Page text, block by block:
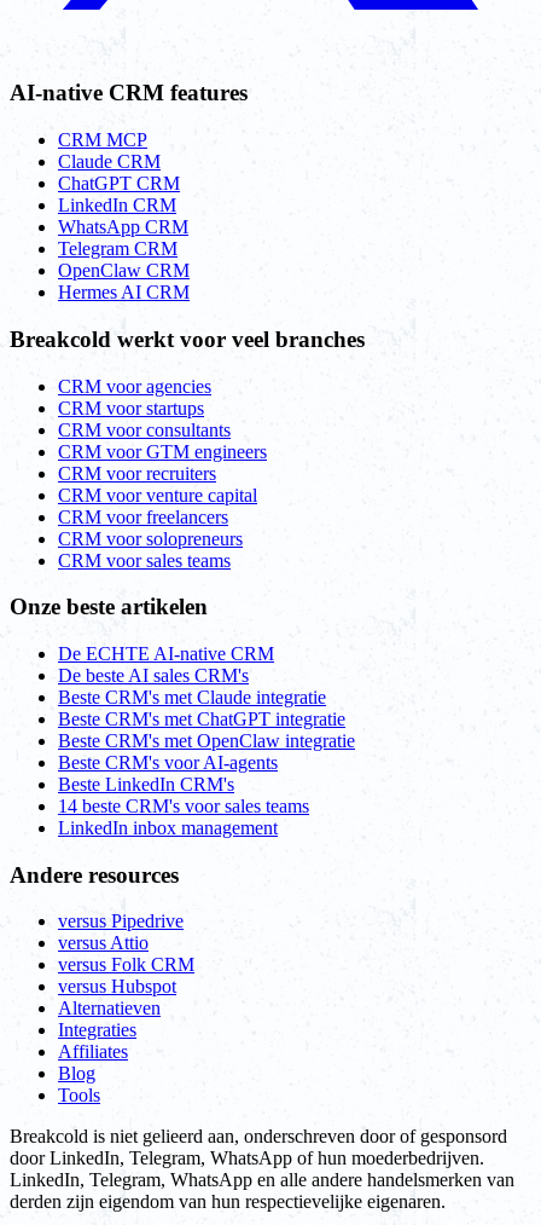
AI-native CRM features
CRM MCP
Claude CRM
ChatGPT CRM
LinkedIn CRM
WhatsApp CRM
Telegram CRM
OpenClaw CRM
Hermes AI CRM
Breakcold werkt voor veel branches
CRM voor agencies
CRM voor startups
CRM voor consultants
CRM voor GTM engineers
CRM voor recruiters
CRM voor venture capital
CRM voor freelancers
CRM voor solopreneurs
CRM voor sales teams
Onze beste artikelen
De ECHTE AI-native CRM
De beste AI sales CRM's
Beste CRM's met Claude integratie
Beste CRM's met ChatGPT integratie
Beste CRM's met OpenClaw integratie
Beste CRM's voor AI-agents
Beste LinkedIn CRM's
14 beste CRM's voor sales teams
LinkedIn inbox management
Andere resources
versus Pipedrive
versus Attio
versus Folk CRM
versus Hubspot
Alternatieven
Integraties
Affiliates
Blog
Tools
Breakcold is niet gelieerd aan, onderschreven door of gesponsord
door LinkedIn, Telegram, WhatsApp of hun moederbedrijven.
LinkedIn, Telegram, WhatsApp en alle andere handelsmerken van
derden zijn eigendom van hun respectievelijke eigenaren.